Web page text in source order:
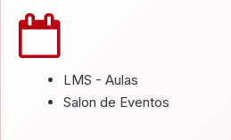
LMS - Aulas
Salon de Eventos